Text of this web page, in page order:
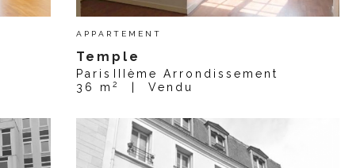
APPARTEMENT
Temple
Paris
IIIème Arrondissement
36 m2 Vendu